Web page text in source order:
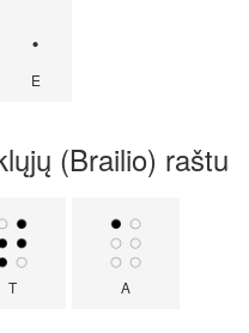
·
E
(Brailio) raštu
T A